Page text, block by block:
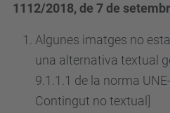
1112/2018, de 7 de
Algunes imatges no
una alternativa textual
9.1.1.1 de la norma
Contingut no textual]